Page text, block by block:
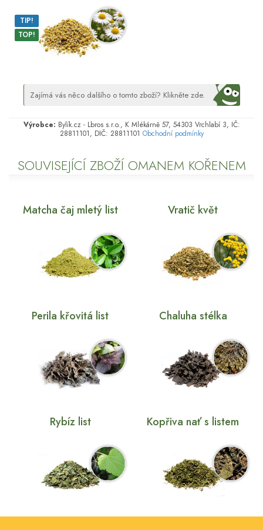
TIP!
TOP!
Zajímá vás něco dalšího o tomto zboží? Klikněte zde.
Výrobce: Bylík.cz - Lbros s.r.o., K Mlékárně 57, 54303 Vrchlabí 3, IČ:
28811101, DIČ: 28811101 Obchodní podmínky
SOUVISEJÍCÍ ZBOŽÍ OMANEM KOŘENEM
Matcha čaj mletý list Vratič květ
Perila křovitá list Chaluha stélka
Rybíz list Kopřiva nať s listem